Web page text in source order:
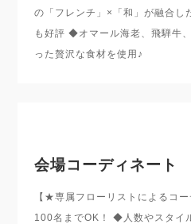
の「フレンチ」×「和」が融合
も好評 ◆オマール海老、飛騨牛
った贅沢な食材を使用♪
会場コーディネート
【★専属フローリストによるコ
100名までOK！ ◆人数やスタイ